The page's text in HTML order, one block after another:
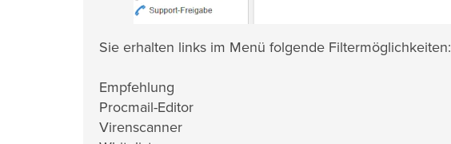
Sie erhalten links im Menü folgende Filtermöglichkeiten:
Empfehlung
Procmail-Editor
Virenscanner